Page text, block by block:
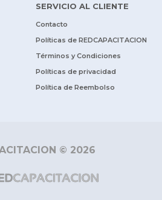
SERVICIO AL CLIENTE
Contacto
Políticas de REDCAPACITACION
Términos y Condiciones
Políticas de privacidad
Política de Reembolso
© 2026